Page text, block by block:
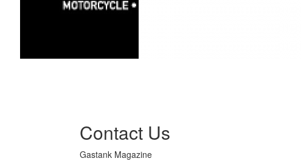
Contact Us
Gastank Magazine